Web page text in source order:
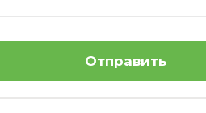
Отправить